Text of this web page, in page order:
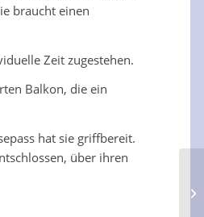
braucht einen
Zeit zugestehen.
Balkon, die ein
hat sie griffbereit.
über ihren